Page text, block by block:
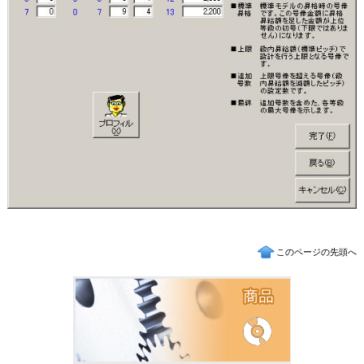
このページの先頭へ